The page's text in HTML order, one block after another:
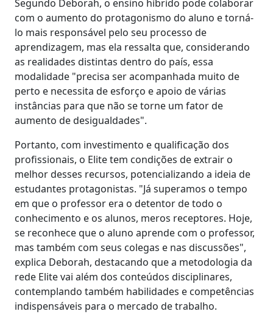
Segundo Deborah, o ensino híbrido pode colaborar
com o aumento do protagonismo do aluno e torná-
lo mais responsável pelo seu processo de
aprendizagem, mas ela ressalta que, considerando
as realidades distintas dentro do país, essa
modalidade "precisa ser acompanhada muito de
perto e necessita de esforço e apoio de várias
instâncias para que não se torne um fator de
aumento de desigualdades".
Portanto, com investimento e qualificação dos
profissionais, o Elite tem condições de extrair o
melhor desses recursos, potencializando a ideia de
estudantes protagonistas. "Já superamos o tempo
em que o professor era o detentor de todo o
conhecimento e os alunos, meros receptores. Hoje,
se reconhece que o aluno aprende com o professor,
mas também com seus colegas e nas discussões",
explica Deborah, destacando que a metodologia da
rede Elite vai além dos conteúdos disciplinares,
contemplando também habilidades e competências
indispensáveis para o mercado de trabalho.